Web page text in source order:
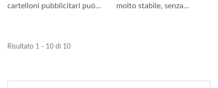
cartelloni pubblicitari può
molto stabile, senza
Risultato 1 - 10 di 10